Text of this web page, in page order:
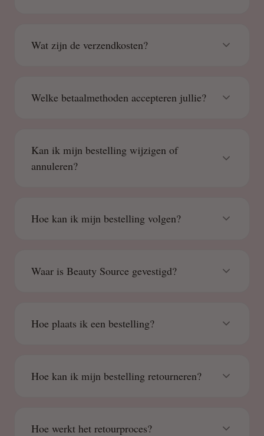
Wat zijn de verzendkosten?
Welke betaalmethoden accepteren jullie?
Kan ik mijn bestelling wijzigen of
annuleren?
Hoe kan ik mijn bestelling volgen?
Waar is Beauty Source gevestigd?
Hoe plaats ik een bestelling?
Hoe kan ik mijn bestelling retourneren?
Hoe werkt het retourproces?